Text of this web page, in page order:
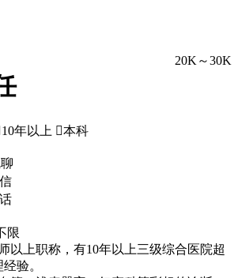
20K～30K
10年以上 本科
限
以上职称，有10年以上三级综合医院超
验。